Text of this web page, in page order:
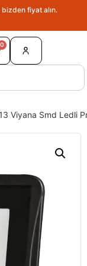
fiyat alın.
0
Viyana Smd Ledli